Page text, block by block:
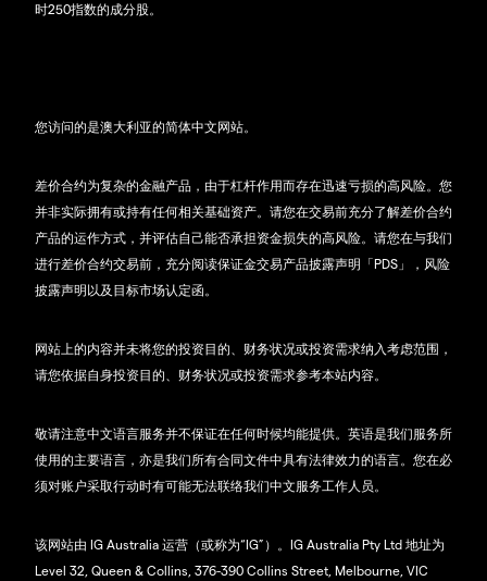
时250指数的成分股。
您访问的是澳大利亚的简体中文网站。
差价合约为复杂的金融产品，由于杠杆作用而存在迅速亏损的高风险。您
并非实际拥有或持有任何相关基础资产。请您在交易前充分了解差价合约
产品的运作方式，并评估自己能否承担资金损失的高风险。请您在与我们
进行差价合约交易前，充分阅读保证金交易产品披露声明「PDS」，风险
披露声明以及目标市场认定函。
网站上的内容并未将您的投资目的、财务状况或投资需求纳入考虑范围，
请您依据自身投资目的、财务状况或投资需求参考本站内容。
敬请注意中文语言服务并不保证在任何时候均能提供。英语是我们服务所
使用的主要语言，亦是我们所有合同文件中具有法律效力的语言。您在必
须对账户采取行动时有可能无法联络我们中文服务工作人员。
该网站由 IG Australia 运营（或称为“IG”）。IG Australia Pty Ltd 地址为
Level 32, Queen & Collins, 376-390 Collins Street, Melbourne, VIC